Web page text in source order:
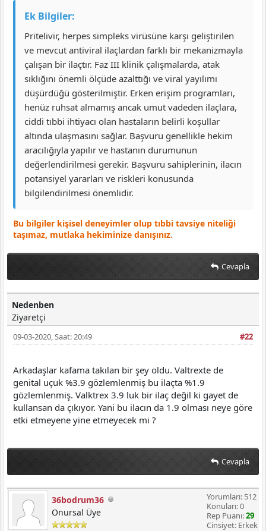
Ek Bilgiler:
Pritelivir, herpes simpleks virüsüne karşı geliştirilen
ve mevcut antiviral ilaçlardan farklı bir mekanizmayla
çalışan bir ilaçtır. Faz III klinik çalışmalarda, atak
sıklığını önemli ölçüde azalttığı ve viral yayılımı
düşürdüğü gösterilmiştir. Erken erişim programları,
henüz ruhsat almamış ancak umut vadeden ilaçlara,
ciddi tıbbi ihtiyacı olan hastaların belirli koşullar
altında ulaşmasını sağlar. Başvuru genellikle hekim
aracılığıyla yapılır ve hastanın durumunun
değerlendirilmesi gerekir. Başvuru sahiplerinin, ilacın
potansiyel yararları ve riskleri konusunda
bilgilendirilmesi önemlidir.
Bu bilgiler kişisel deneyimler olup tıbbi tavsiye niteliği
taşımaz, mutlaka hekiminize danışınız.
Cevapla
Nedenben
Ziyaretçi
#22
09-03-2020, Saat: 20:49
Arkadaşlar kafama takılan bir şey oldu. Valtrexte de
genital uçuk %3.9 gözlemlenmiş bu ilaçta %1.9
gözlemlenmiş. Valktrex 3.9 luk bir ilaç değil ki gayet de
kullansan da çıkıyor. Yani bu ilacın da 1.9 olması neye göre
etki etmeyene yine etmeyecek mi ?
Cevapla
36bodrum36
Onursal Üye
Yorumları: 512
Konuları: 0
Rep Puanı:29
Cinsiyet: Erkek